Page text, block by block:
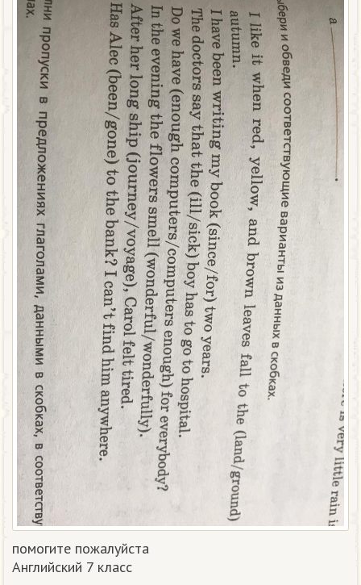
помогите пожалуйста
Английский 7 класс ​